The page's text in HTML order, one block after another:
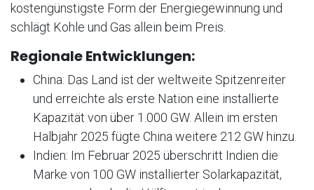
kostengünstigste Form der Energiegewinnung und
schlägt Kohle und Gas allein beim Preis.
Regionale Entwicklungen:
China: Das Land ist der weltweite Spitzenreiter
und erreichte als erste Nation eine installierte
Kapazität von über 1.000 GW. Allein im ersten
Halbjahr 2025 fügte China weitere 212 GW hinzu.
Indien: Im Februar 2025 überschritt Indien die
Marke von 100 GW installierter Solarkapazität,